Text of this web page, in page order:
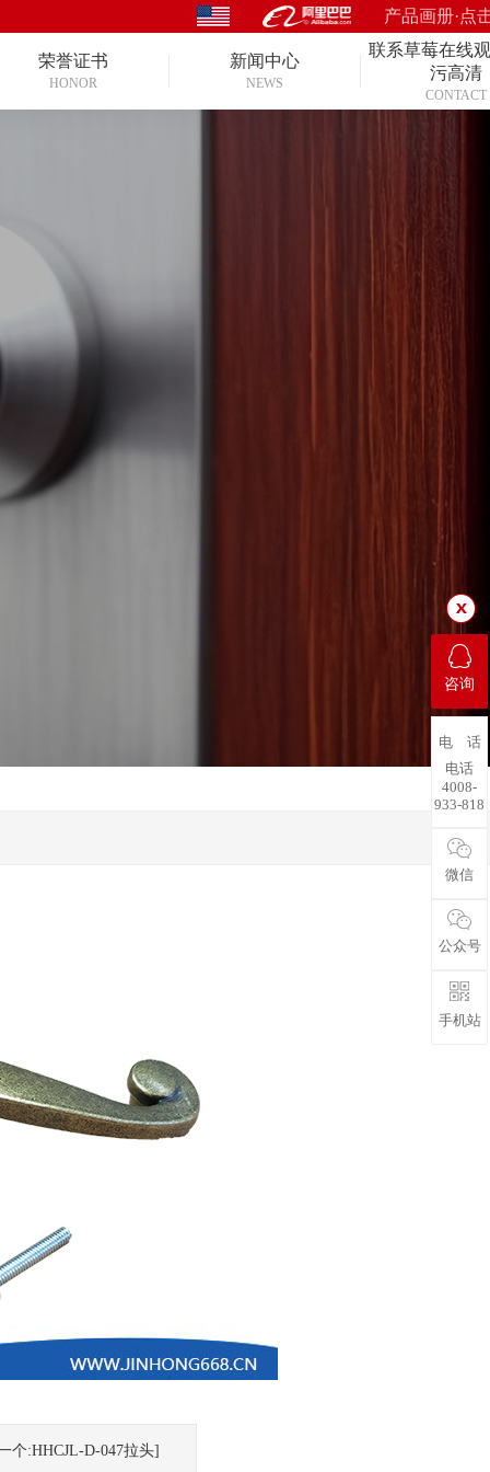
产品画册·点
荣誉证书
HONOR
新闻中心
NEWS
联系草莓在线
污高清
CONTACT
个:HHCJL-D-047拉头]
咨询
电 话
电话
4008-
933-818
微信
公众号
手机站